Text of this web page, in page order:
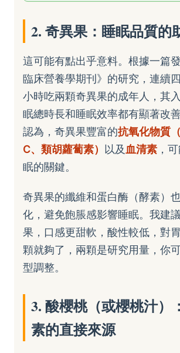
2. 奇異果：睡眠品質的
這可能有點出乎意料。根據一篇
臨床營養學期刊》的研究，連續
小時吃兩顆奇異果的成年人，其
眠總時長和睡眠效率都有顯著改
認為，奇異果豐富的抗氧化物質
C、類胡蘿蔔素） 以及 血清素 ，
眠的關鍵。
奇異果的纖維和蛋白酶（酵素）
化，避免飽脹感影響睡眠。我建
果，口感更甜軟，酸性較低，對
顆就夠了，兩顆是研究用量，你
型調整。
3. 酸櫻桃（或櫻桃汁）
素的直接來源